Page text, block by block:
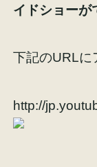
イドショーが
下記のURLに
http://